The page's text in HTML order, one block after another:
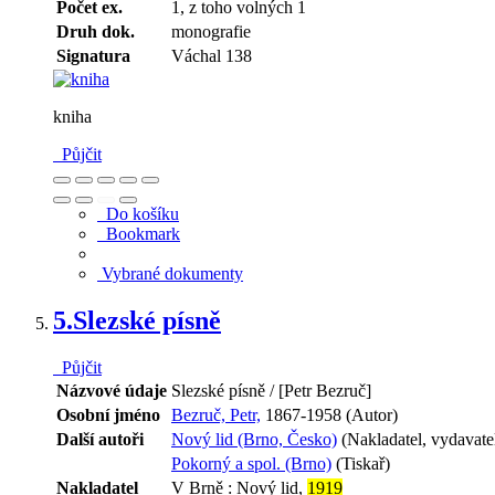
Počet ex.
1, z toho volných 1
Druh dok.
monografie
Signatura
Váchal 138
kniha
Půjčit
Do košíku
Bookmark
Vybrané dokumenty
5.Slezské písně
Půjčit
Názvové údaje Slezské písně / [Petr Bezruč]
Osobní jméno Bezruč, Petr, 1867-1958 (Autor)
Další autoři
Nový lid (Brno, Česko) (Nakladatel,
Pokorný a spol. (Brno) (Tiskař)
Nakladatel
V Brně : Nový lid, 1919